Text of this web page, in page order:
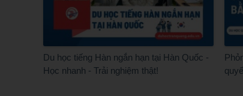
Du học tiếng Hàn ngắn hạn tại Hàn Quốc -
Học nhanh - Trải nghiệm thật!